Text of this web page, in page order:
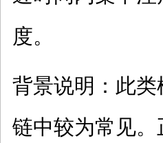
度。
背景说明：此
链中较为常见